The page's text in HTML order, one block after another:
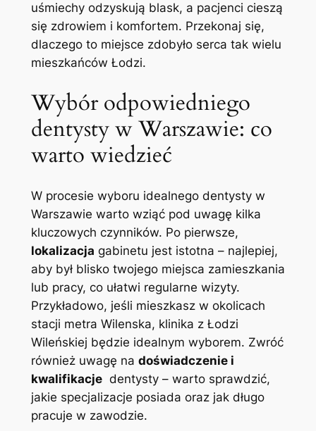
‌uśmiechy odzyskują blask, a pacjenci ‌cieszą
się ⁣zdrowiem ⁢i​ komfortem. Przekonaj się,
dlaczego‌ to miejsce ‍zdobyło serca tak wielu
mieszkańców Łodzi.
Wybór odpowiedniego
⁢dentysty ⁣w Warszawie: co
warto​ wiedzieć
W procesie‍ wyboru idealnego dentysty ⁣w
⁢Warszawie ⁣warto wziąć pod uwagę kilka
kluczowych⁤ czynników. Po ​pierwsze, ‍
lokalizacja gabinetu jest istotna – najlepiej,
aby był blisko twojego miejsca ‌zamieszkania
lub pracy, co ułatwi⁢ regularne ​wizyty.
⁢Przykładowo, jeśli mieszkasz w okolicach
stacji metra Wilenska, klinika ‌z ‌Łodzi
Wileńskiej ⁤będzie idealnym wyborem. Zwróć
również uwagę na doświadczenie i
‍kwalifikacje‍ dentysty‌ – warto sprawdzić,
jakie specjalizacje posiada oraz⁤ jak długo
pracuje w zawodzie.